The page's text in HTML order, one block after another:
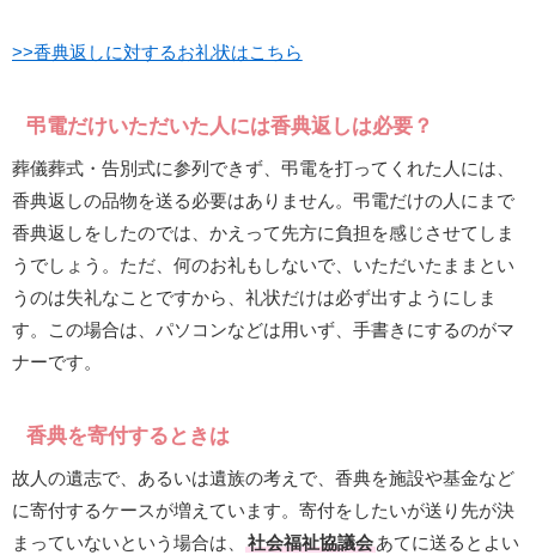
>>香典返しに対するお礼状はこちら
弔電だけいただいた人には香典返しは必要？
葬儀葬式・告別式に参列できず、弔電を打ってくれた人には、
香典返しの品物を送る必要はありません。弔電だけの人にまで
香典返しをしたのでは、かえって先方に負担を感じさせてしま
うでしょう。ただ、何のお礼もしないで、いただいたままとい
うのは失礼なことですから、礼状だけは必ず出すようにしま
す。この場合は、パソコンなどは用いず、手書きにするのがマ
ナーです。
香典を寄付するときは
故人の遺志で、あるいは遺族の考えで、香典を施設や基金など
に寄付するケースが増えています。寄付をしたいが送り先が決
まっていないという場合は、
社会福祉協議会あてに送るとよい